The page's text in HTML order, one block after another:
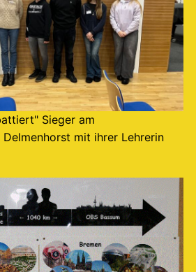
Sieger am
mit ihrer Lehrerin